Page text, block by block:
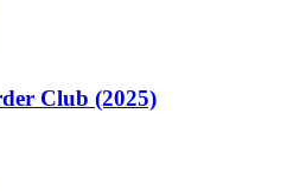
Club (2025)